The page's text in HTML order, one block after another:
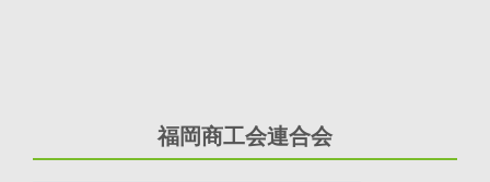
福岡商工会連合会